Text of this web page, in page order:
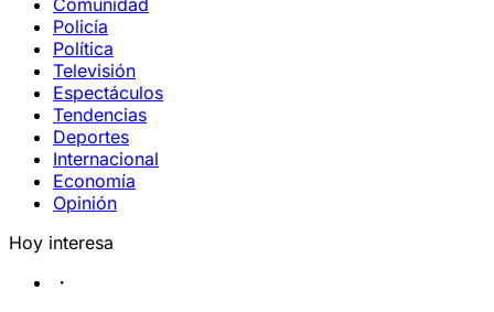
Comunidad
Policía
Política
Televisión
Espectáculos
Tendencias
Deportes
Internacional
Economía
Opinión
Hoy interesa